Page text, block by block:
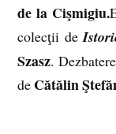
de la Cişmigiu.
colecţii de
Szasz.
de Cătălin